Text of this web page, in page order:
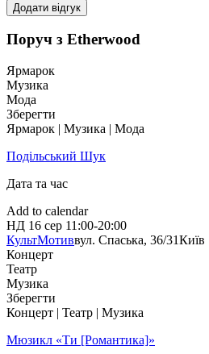
Додати відгук
Поруч з Etherwood
Ярмарок
Музика
Мода
Зберегти
Ярмарок | Музика | Мода
Подільський Шук
Дата та час
Add to calendar
НД 16 сер 11:00-20:00
КультМотиввул. Спаська, 36/31Київ
Концерт
Театр
Музика
Зберегти
Концерт | Театр | Музика
Мюзикл «Ти [Романтика]»